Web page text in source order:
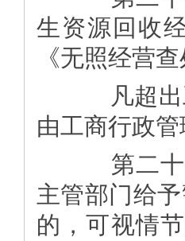
生资源回收
《无照经营
凡超出
由工商行政
第二十
主管部门给
的，可视情